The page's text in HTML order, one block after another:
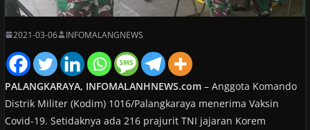
2021-03-06 INFOMALANGNEWS
PALANGKARAYA, INFOMALANHNEWS.com– Anggota Komando
Distrik Militer (Kodim) 1016/Palangkaraya menerima Vaksin
Covid-19. Setidaknya ada 216 prajurit TNI jajaran Korem